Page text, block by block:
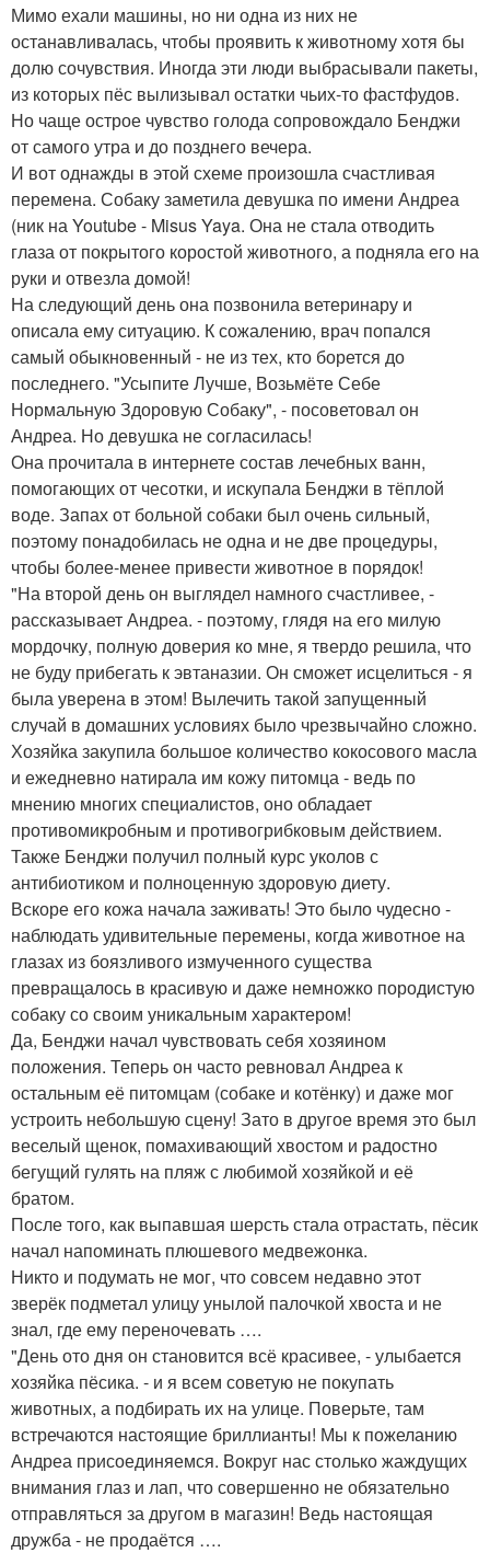
Мимо ехали машины, но ни одна из них не
останавливалась, чтобы проявить к животному хотя бы
долю сочувствия. Иногда эти люди выбрасывали пакеты,
из которых пёс вылизывал остатки чьих-то фастфудов.
Но чаще острое чувство голода сопровождало Бенджи
от самого утра и до позднего вечера.
И вот однажды в этой схеме произошла счастливая
перемена. Собаку заметила девушка по имени Андреа
(ник на Youtube - Misus Yaya. Она не стала отводить
глаза от покрытого коростой животного, а подняла его на
руки и отвезла домой!
На следующий день она позвонила ветеринару и
описала ему ситуацию. К сожалению, врач попался
самый обыкновенный - не из тех, кто борется до
последнего. "Усыпите Лучше, Возьмёте Себе
Нормальную Здоровую Собаку", - посоветовал он
Андреа. Но девушка не согласилась!
Она прочитала в интернете состав лечебных ванн,
помогающих от чесотки, и искупала Бенджи в тёплой
воде. Запах от больной собаки был очень сильный,
поэтому понадобилась не одна и не две процедуры,
чтобы более-менее привести животное в порядок!
"На второй день он выглядел намного счастливее, -
рассказывает Андреа. - поэтому, глядя на его милую
мордочку, полную доверия ко мне, я твердо решила, что
не буду прибегать к эвтаназии. Он сможет исцелиться - я
была уверена в этом! Вылечить такой запущенный
случай в домашних условиях было чрезвычайно сложно.
Хозяйка закупила большое количество кокосового масла
и ежедневно натирала им кожу питомца - ведь по
мнению многих специалистов, оно обладает
противомикробным и противогрибковым действием.
Также Бенджи получил полный курс уколов с
антибиотиком и полноценную здоровую диету.
Вскоре его кожа начала заживать! Это было чудесно -
наблюдать удивительные перемены, когда животное на
глазах из боязливого измученного существа
превращалось в красивую и даже немножко породистую
собаку со своим уникальным характером!
Да, Бенджи начал чувствовать себя хозяином
положения. Теперь он часто ревновал Андреа к
остальным её питомцам (собаке и котёнку) и даже мог
устроить небольшую сцену! Зато в другое время это был
веселый щенок, помахивающий хвостом и радостно
бегущий гулять на пляж с любимой хозяйкой и её
братом.
После того, как выпавшая шерсть стала отрастать, пёсик
начал напоминать плюшевого медвежонка.
Никто и подумать не мог, что совсем недавно этот
зверёк подметал улицу унылой палочкой хвоста и не
знал, где ему переночевать ….
"День ото дня он становится всё красивее, - улыбается
хозяйка пёсика. - и я всем советую не покупать
животных, а подбирать их на улице. Поверьте, там
встречаются настоящие бриллианты! Мы к пожеланию
Андреа присоединяемся. Вокруг нас столько жаждущих
внимания глаз и лап, что совершенно не обязательно
отправляться за другом в магазин! Ведь настоящая
дружба - не продаётся ….